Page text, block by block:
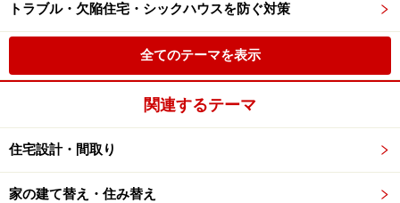
トラブル・欠陥住宅・シックハウスを防ぐ対策
全てのテーマを表示
関連するテーマ
住宅設計・間取り
家の建て替え・住み替え